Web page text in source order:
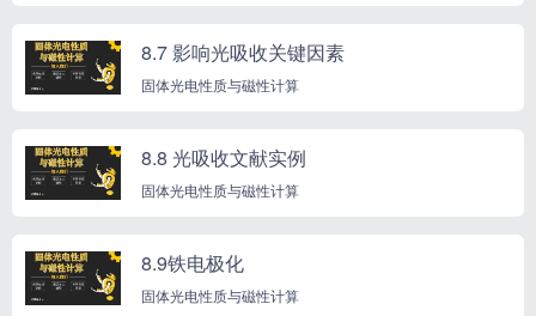
8.7 影响光吸收关键因素
固体光电性质与磁性计算
8.8 光吸收文献实例
固体光电性质与磁性计算
8.9铁电极化
固体光电性质与磁性计算